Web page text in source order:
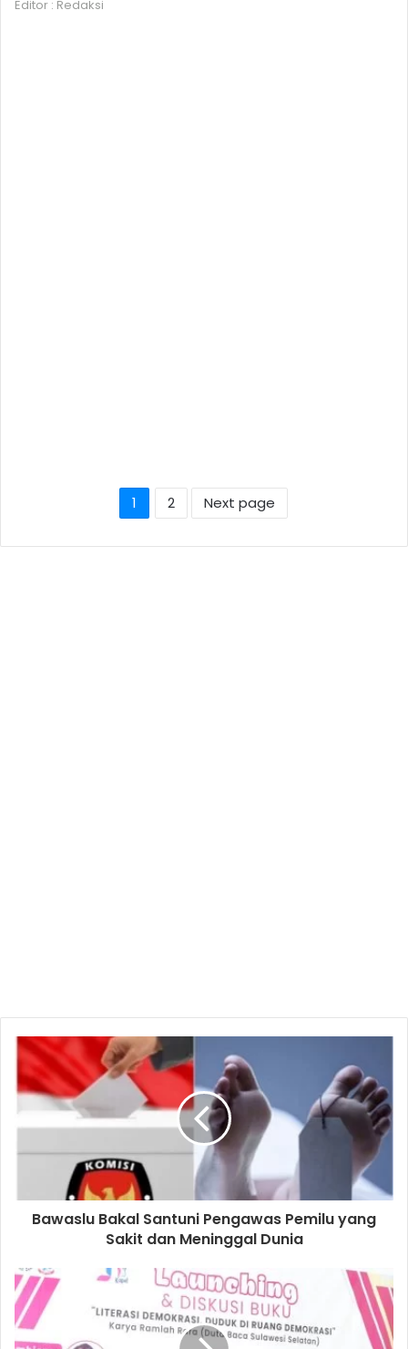
Editor : Redaksi
1 2 Next page
Bawaslu Bakal Santuni Pengawas Pemilu yang
Sakit dan Meninggal Dunia